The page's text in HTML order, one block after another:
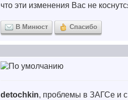
что эти изменения Вас не
В Минюст Спасибо
detochkin, проблемы в ЗАГСе и с